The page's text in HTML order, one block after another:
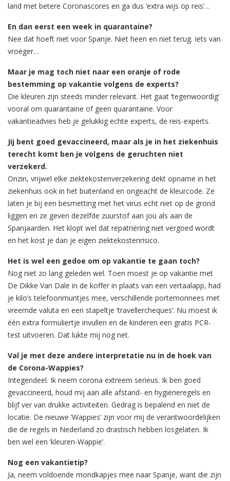
land met betere Coronascores en ga dus ‘extra wijs op reis’…
En dan eerst een week in quarantaine?
Nee dat hoeft niet voor Spanje. Niet heen en niet terug. Iets van
vroeger…
Maar je mag toch niet naar een oranje of rode
bestemming op vakantie volgens de experts?
Die kleuren zijn steeds minder relevant. Het gaat ‘tegenwoordig’
vooral om quarantaine of geen quarantaine. Voor
vakantieadvies heb je gelukkig echte experts, de reis-experts.
Jij bent goed gevaccineerd, maar als je in het ziekenhuis
terecht komt ben je volgens de geruchten niet
verzekerd.
Onzin, vrijwel elke ziektekostenverzekering dekt opname in het
ziekenhuis ook in het buitenland en ongeacht de kleurcode. Ze
laten je bij een besmetting met het virus echt niet op de grond
liggen en ze geven dezelfde zuurstof aan jou als aan de
Spanjaarden. Het klopt wel dat repatriëring niet vergoed wordt
en het kost je dan je eigen ziektekostenrisico.
Het is wel een gedoe om op vakantie te gaan toch?
Nog niet zo lang geleden wel. Toen moest je op vakantie met
De Dikke Van Dale in de koffer in plaats van een vertaalapp, had
je kilo’s telefoonmuntjes mee, verschillende portemonnees met
vreemde valuta en een stapeltje ‘travellercheques’. Nu moest ik
één extra formuliertje invullen en de kinderen een gratis PCR-
test uitvoeren. Dat lukte mij nog net.
Val je met deze andere interpretatie nu in de hoek van
de Corona-Wappies?
Integendeel. Ik neem corona extreem serieus. Ik ben goed
gevaccineerd, houd mij aan alle afstand- en hygiëneregels en
blijf ver van drukke activiteiten. Gedrag is bepalend en niet de
locatie. De nieuwe ‘Wappies’ zijn voor mij de verantwoordelijken
die de regels in Nederland zo drastisch hebben losgelaten. Ik
ben wel een ‘kleuren-Wappie’.
Nog een vakantietip?
Ja, neem voldoende mondkapjes mee naar Spanje, want die zijn